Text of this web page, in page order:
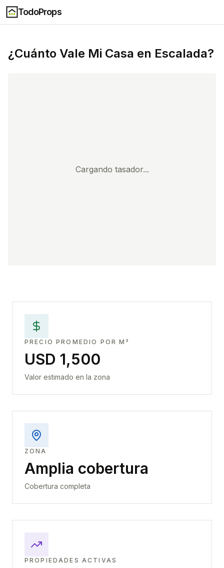
TodoProps
¿Cuánto Vale Mi Casa en Escalada?
Cargando tasador...
PRECIO PROMEDIO POR M²
USD 1,500
Valor estimado en la zona
ZONA
Amplia cobertura
Cobertura completa
PROPIEDADES ACTIVAS